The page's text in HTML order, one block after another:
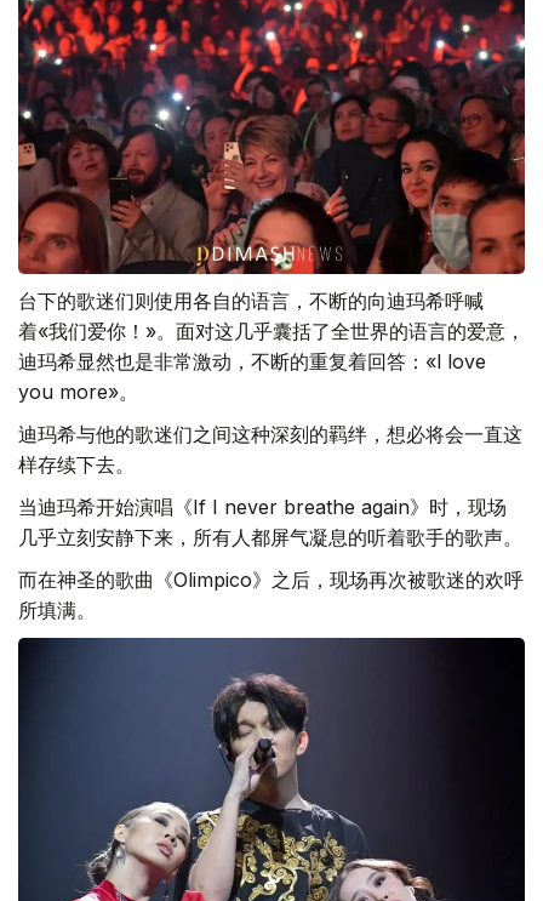
台下的歌迷们则使用各自的语言，不断的向迪玛希呼喊
着«我们爱你！»。面对这几乎囊括了全世界的语言的爱意，
迪玛希显然也是非常激动，不断的重复着回答：«l love
you more»。
迪玛希与他的歌迷们之间这种深刻的羁绊，想必将会一直这
样存续下去。
当迪玛希开始演唱《If I never breathe again》时，现场
几乎立刻安静下来，所有人都屏气凝息的听着歌手的歌声。
而在神圣的歌曲《Olimpico》之后，现场再次被歌迷的欢呼
所填满。